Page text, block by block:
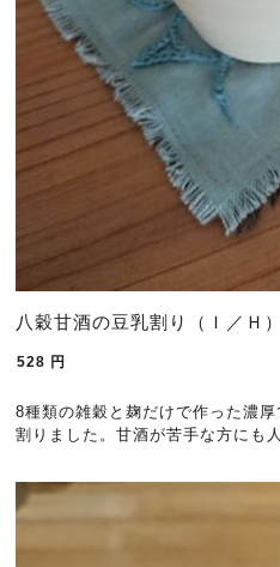
八穀甘酒の豆乳割り（Ｉ／Ｈ）
528 円
8種類の雑穀と麹だけで作った濃
割りました。甘酒が苦手な方にも